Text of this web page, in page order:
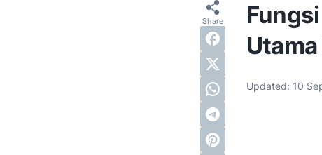
Updated: 10